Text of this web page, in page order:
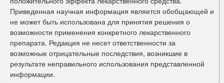
п
о
и
с
к
Приведенная научная информация является обобщающей и
не может быть использована для принятия решения о
возможности применения конкретного лекарственного
препарата. Редакция не несет ответственности за
возможные отрицательные последствия, возникшие в
результате неправильного использования представленной
информации.